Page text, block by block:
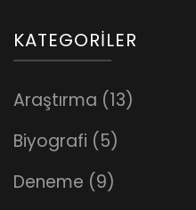
KATEGORILER
Araştırma (13)
Biyografi (5)
Deneme (9)